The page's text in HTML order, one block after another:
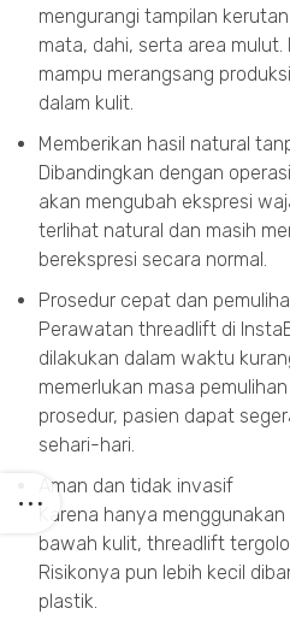
mengurangi tampilan
mata, dahi, serta area mulut.
mampu merangsang
dalam kulit.
Memberikan hasil natural
Dibandingkan dengan
akan mengubah ekspresi
terlihat natural dan masih
berekspresi secara normal.
Prosedur cepat dan
Perawatan threadlift di
dilakukan dalam waktu
memerlukan masa
prosedur, pasien dapat
sehari-hari.
Aman dan tidak invasif
Karena hanya
bawah kulit, threadlift
Risikonya pun lebih kecil
plastik.